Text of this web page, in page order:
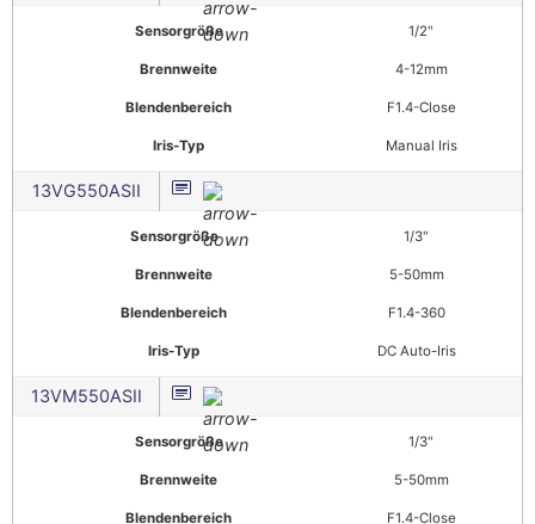
Sensorgröße 1/2"
Brennweite 4-12mm
Blendenbereich F1.4-Close
Iris-Typ Manual Iris
13VG550ASII
Sensorgröße 1/3"
Brennweite 5-50mm
Blendenbereich F1.4-360
Iris-Typ DC Auto-Iris
13VM550ASII
Sensorgröße 1/3"
Brennweite 5-50mm
Blendenbereich F1.4-Close